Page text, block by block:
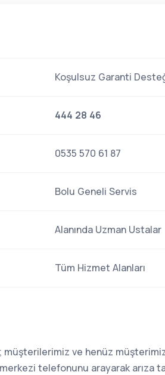
Koşulsuz Garanti
444 28 46
0535 570 61 87
Bolu Geneli Servis
Alanında Uzman Ustalar
Tüm Hizmet Alanları
müşterilerimiz ve henüz
telefonunu arayarak arıza